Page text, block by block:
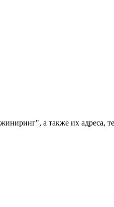
а также их адреса,